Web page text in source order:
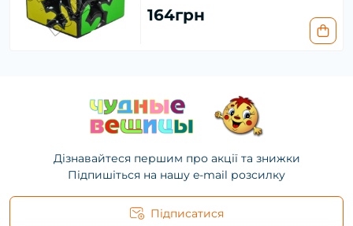
164грн
Дізнавайтеся першим про акції та знижки
Підпишіться на нашу e-mail розсилку
Підписатися